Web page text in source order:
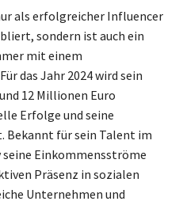
als erfolgreicher Influencer
sondern ist auch ein
mit einem
das Jahr 2024 wird sein
12 Millionen Euro
Erfolge und seine
für sein Talent im
Einkommensströme
Präsenz in sozialen
Unternehmen und